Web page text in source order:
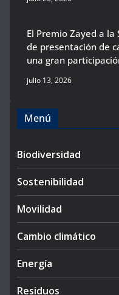
El Premio Zayed a
de presentación de
una gran
julio 13, 2026
Menú
Biodiversidad
Sostenibilidad
Movilidad
Cambio climático
Energía
Residuos